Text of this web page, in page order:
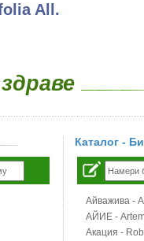
All.
Каталог -
Айважива -
АЙИЕ -
Акация -